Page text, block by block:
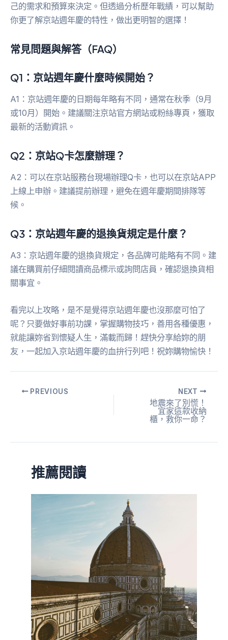
己的需求和預算來決定。但透過分析歷年戰績，可以幫助
你更了解京站週年慶的特性，做出更明智的選擇！
常見問題與解答（FAQ）
Q1：京站週年慶什麼時候開始？
A1：京站週年慶的日期每年略有不同，通常在秋季（9月
或10月）開始。建議關注京站官方網站或粉絲專頁，獲取
最新的活動資訊。
Q2：京站Q卡怎麼辦理？
A2：可以在京站服務台現場辦理Q卡，也可以在京站APP
上線上申辦。建議提前辦理，避免在週年慶期間排隊等
候。
Q3：京站週年慶的退換貨規定是什麼？
A3：京站週年慶的退換貨規定，各品牌可能略有不同。建
議在購買前仔細閱讀商品標示或詢問店員，確認退換貨相
關事宜。
看完以上攻略，是不是覺得京站週年慶也沒那麼可怕了
呢？只要做好事前功課，掌握購物技巧，善用各種優惠，
就能讓妳省到懷疑人生，滿載而歸！趕快分享給妳的朋
友，一起加入京站週年慶的血拚行列吧！祝妳購物愉快！
PREVIOUS NEXT
地震來了別慌！
宜家這款收納
櫃，救你一命？
推薦閱讀